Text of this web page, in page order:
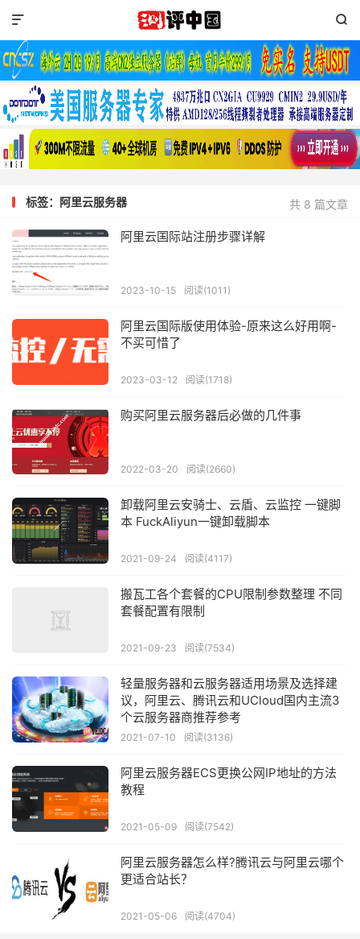


共 8 篇文章
标签：阿里云服务器
阿里云国际站注册步骤详解
2023-10-15 阅读(1011)
阿里云国际版使用体验-原来这么好用啊-
不买可惜了
2023-03-12 阅读(1718)
购买阿里云服务器后必做的几件事
2022-03-20 阅读(2660)
卸载阿里云安骑士、云盾、云监控 一键脚
本 FuckAliyun一键卸载脚本
2021-09-24 阅读(4117)
搬瓦工各个套餐的CPU限制参数整理 不同
套餐配置有限制
2021-09-23 阅读(7534)
轻量服务器和云服务器适用场景及选择建
议，阿里云、腾讯云和UCloud国内主流3
个云服务器商推荐参考
2021-07-10 阅读(3136)
阿里云服务器ECS更换公网IP地址的方法
教程
2021-05-09 阅读(7542)
阿里云服务器怎么样?腾讯云与阿里云哪个
更适合站长？
2021-05-06 阅读(4704)